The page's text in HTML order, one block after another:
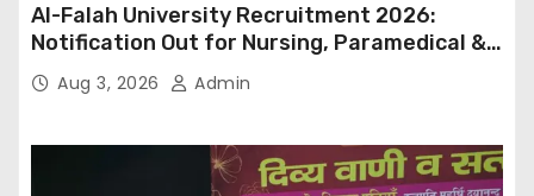
Al-Falah University Recruitment 2026:
Notification Out for Nursing, Paramedical &
Supporting Staff Posts, Apply Through Email
Aug 3, 2026 Admin